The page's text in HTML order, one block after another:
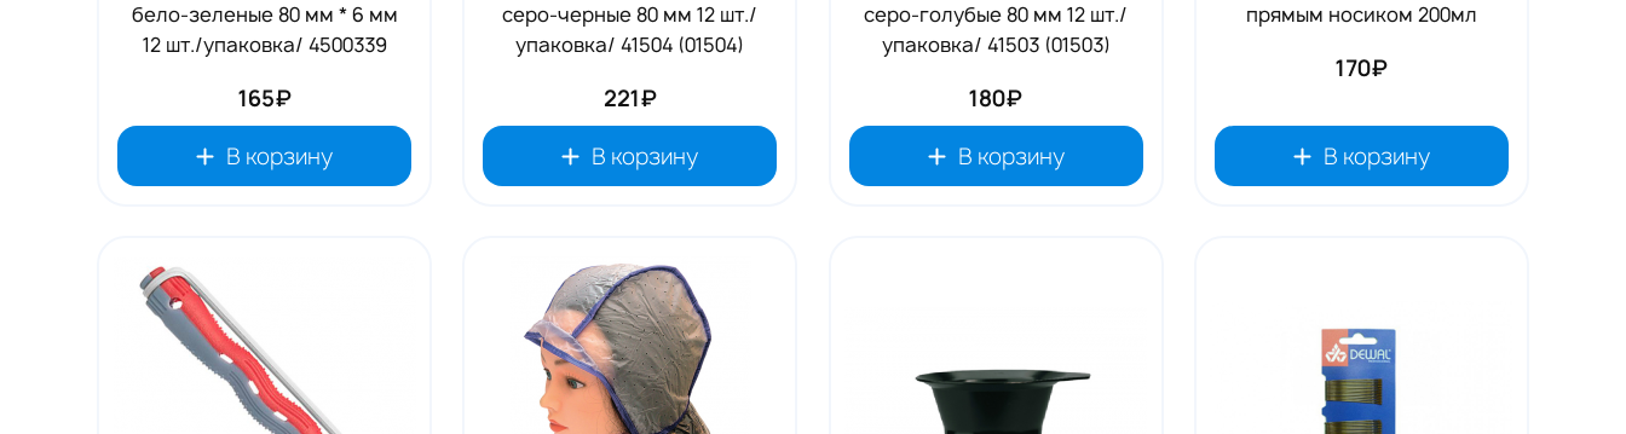
бело-зеленые 80 мм * 6 мм
12 шт./упаковка/ 4500339
165₽
В корзину
серо-черные 80 мм 12 шт./
упаковка/ 41504 (01504)
221₽
В корзину
серо-голубые 80 мм 12 шт./
упаковка/ 41503 (01503)
180₽
В корзину
прямым носиком 200мл
170₽
В корзину